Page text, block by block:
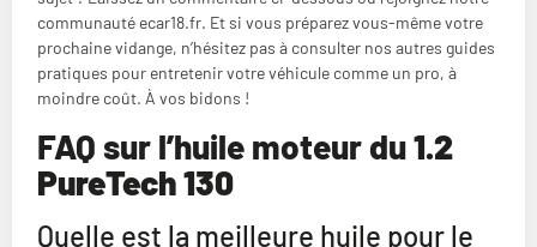
communauté ecar18.fr. Et si vous préparez vous-même votre
prochaine vidange, n’hésitez pas à consulter nos autres guides
pratiques pour entretenir votre véhicule comme un pro, à
moindre coût. À vos bidons !
FAQ sur l’huile moteur du1.2
PureTech 130
Quelle est la meilleure huile pour le